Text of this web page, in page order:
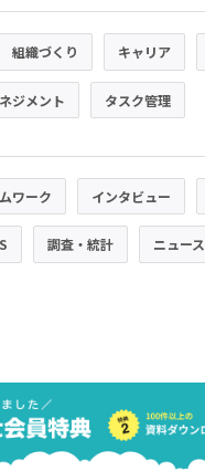
組織づくり キャリア
ジメント タスク管理
ワーク インタビュー
調査・統計 ニュース